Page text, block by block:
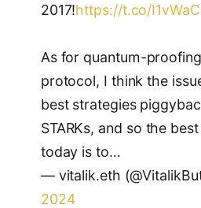
2017!https://t.co/
As for quantum-
protocol, I think the
best strategies
STARKs, and so the
today is to…
— vitalik.eth
2024